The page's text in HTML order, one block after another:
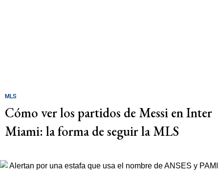
MLS
Cómo ver los partidos de Messi en Inter
Miami: la forma de seguir la MLS